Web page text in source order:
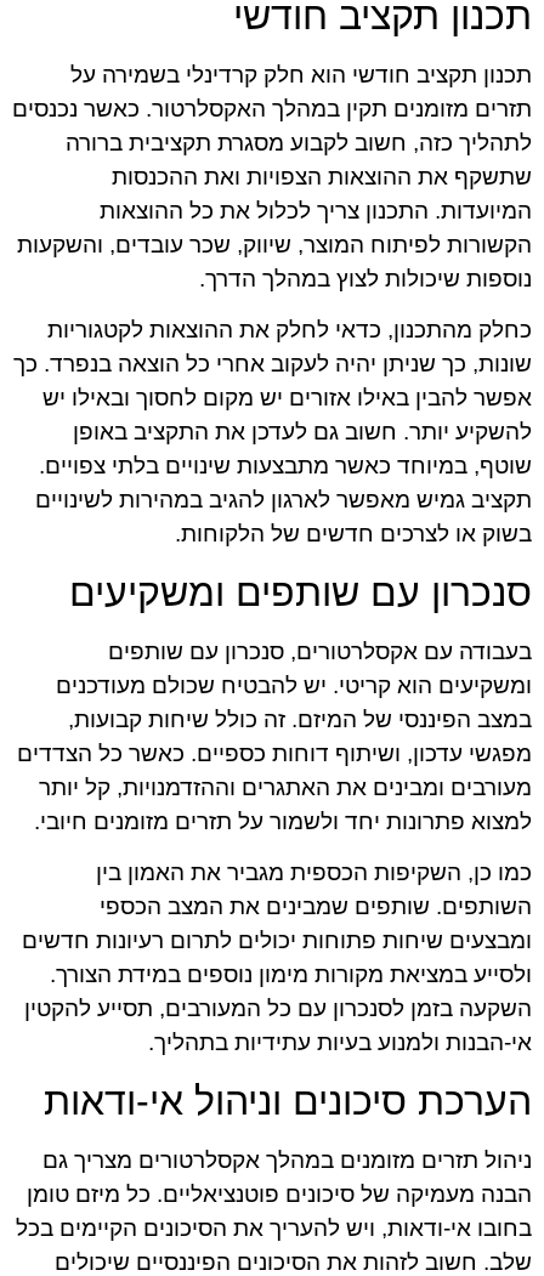
תכנון תקציב חודשי
תכנון תקציב חודשי הוא חלק קרדינלי בשמירה על
תזרים מזומנים תקין במהלך האקסלרטור. כאשר נכנסים
לתהליך כזה, חשוב לקבוע מסגרת תקציבית ברורה
שתשקף את ההוצאות הצפויות ואת ההכנסות
המיועדות. התכנון צריך לכלול את כל ההוצאות
הקשורות לפיתוח המוצר, שיווק, שכר עובדים, והשקעות
נוספות שיכולות לצוץ במהלך הדרך.
כחלק מהתכנון, כדאי לחלק את ההוצאות לקטגוריות
שונות, כך שניתן יהיה לעקוב אחרי כל הוצאה בנפרד. כך
אפשר להבין באילו אזורים יש מקום לחסוך ובאילו יש
להשקיע יותר. חשוב גם לעדכן את התקציב באופן
שוטף, במיוחד כאשר מתבצעות שינויים בלתי צפויים.
תקציב גמיש מאפשר לארגון להגיב במהירות לשינויים
בשוק או לצרכים חדשים של הלקוחות.
סנכרון עם שותפים ומשקיעים
בעבודה עם אקסלרטורים, סנכרון עם שותפים
ומשקיעים הוא קריטי. יש להבטיח שכולם מעודכנים
במצב הפיננסי של המיזם. זה כולל שיחות קבועות,
מפגשי עדכון, ושיתוף דוחות כספיים. כאשר כל הצדדים
מעורבים ומבינים את האתגרים וההזדמנויות, קל יותר
למצוא פתרונות יחד ולשמור על תזרים מזומנים חיובי.
כמו כן, השקיפות הכספית מגביר את האמון בין
השותפים. שותפים שמבינים את המצב הכספי
ומבצעים שיחות פתוחות יכולים לתרום רעיונות חדשים
ולסייע במציאת מקורות מימון נוספים במידת הצורך.
השקעה בזמן לסנכרון עם כל המעורבים, תסייע להקטין
אי-הבנות ולמנוע בעיות עתידיות בתהליך.
הערכת סיכונים וניהול אי-ודאות
ניהול תזרים מזומנים במהלך אקסלרטורים מצריך גם
הבנה מעמיקה של סיכונים פוטנציאליים. כל מיזם טומן
בחובו אי-ודאות, ויש להעריך את הסיכונים הקיימים בכל
שלב. חשוב לזהות את הסיכונים הפיננסיים שיכולים